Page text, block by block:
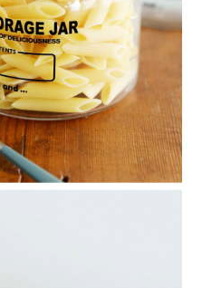
「AFTEE先享後付」服務完成之交
料，並將交易相關給付款項請求債
下網址：https://aftee.tw/terms/#terms3
人或監護人之同意方可使用
引起之損失，本公司不負相關責
個別帳號之用戶狀況，依本公司即
不足之情形，本公司將視審查結果
訊註冊。若發現惡意使用之情形，